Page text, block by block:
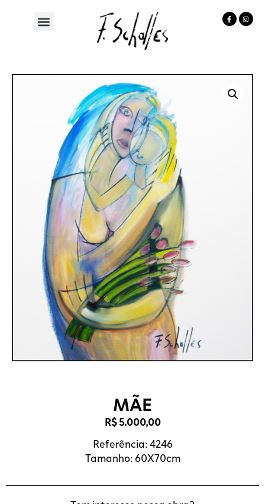
MÃE
R$5.000,00
Referência: 4246
Tamanho: 60X70cm